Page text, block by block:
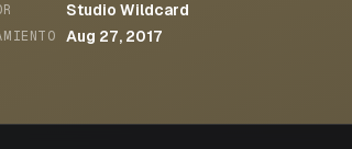
Studio Wildcard
Aug 27, 2017